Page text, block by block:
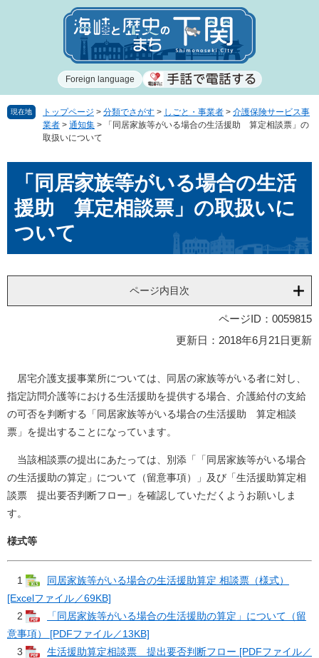
で
ば
Foreign language
現在地 トップページ > 分類でさがす > しごと・事業者 > 介護保険サービス事
業者 > 通知集 >
「同居家族等がいる場合の生活援助 算定相談票」の
取扱いについて
「同居家族等がいる場合の生活
援助 算定相談票」の取扱いに
ついて
ページ内目次
ページID：0059815
更新日：2018年6月21日更新
居宅介護支援事業所については、同居の家族等がいる者に対し、
指定訪問介護等における生活援助を提供する場合、介護給付の支給
の可否を判断する「同居家族等がいる場合の生活援助 算定相談
票」を提出することになっています。
当該相談票の提出にあたっては、別添「「同居家族等がいる場合
の生活援助の算定」について（留意事項）」及び「生活援助算定相
談票 提出要否判断フロー」を確認していただくようお願いしま
す。
様式等
1
同居家族等がいる場合の生活援助算定 相談票（様式）
[Excelファイル／69KB]
2
「同居家族等がいる場合の生活援助の算定」について（留
意事項） [PDFファイル／13KB]
3
生活援助算定相談票 提出要否判断フロー [PDFファイル／